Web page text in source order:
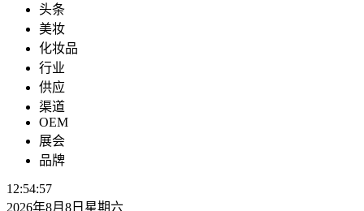
头条
美妆
化妆品
行业
供应
渠道
OEM
展会
品牌
12:54:58
2026年8月8日星期六